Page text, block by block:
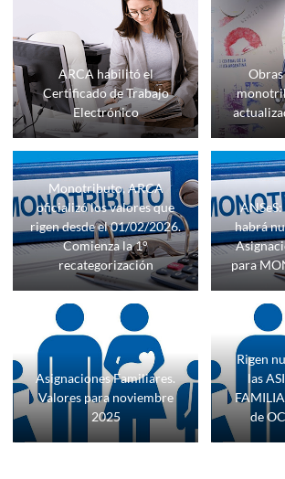
ARCA habilitó el
Certificado de Trabajo
Electrónico
Monotributo, ARCA
oficializó los valores que
rigen desde el 01/02/2026.
Comienza la 1°
recategorización
habrá
para
Asignaciones Familiares.
Valores para noviembre
2025
Rigen
las
de